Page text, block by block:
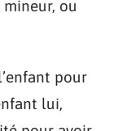
ou
pour
lui,